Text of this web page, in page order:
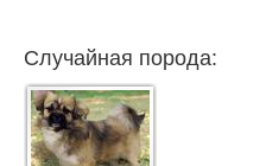
Случайная порода: